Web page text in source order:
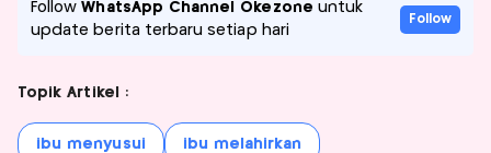
FollowWhatsApp Channel Okezone untuk
update berita terbaru setiap hari
Follow
Topik Artikel :
ibu menyusui ibu melahirkan